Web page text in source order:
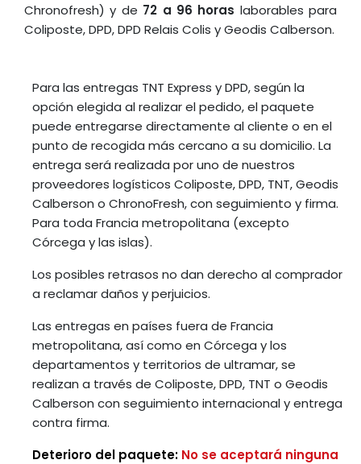
Chronofresh) y de 72 a 96 horas laborables para
Coliposte, DPD, DPD Relais Colis y Geodis Calberson.
Para las entregas TNT Express y DPD, según la
opción elegida al realizar el pedido, el paquete
puede entregarse directamente al cliente o en el
punto de recogida más cercano a su domicilio. La
entrega será realizada por uno de nuestros
proveedores logísticos Coliposte, DPD, TNT, Geodis
Calberson o ChronoFresh, con seguimiento y firma.
Para toda Francia metropolitana (excepto
Córcega y las islas).
Los posibles retrasos no dan derecho al comprador
a reclamar daños y perjuicios.
Las entregas en países fuera de Francia
metropolitana, así como en Córcega y los
departamentos y territorios de ultramar, se
realizan a través de Coliposte, DPD, TNT o Geodis
Calberson con seguimiento internacional y entrega
contra firma.
Deterioro del paquete: No se aceptará ninguna